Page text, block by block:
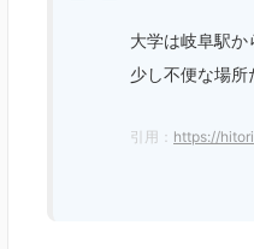
大学は岐阜駅か
少し不便な場所
引用： https://